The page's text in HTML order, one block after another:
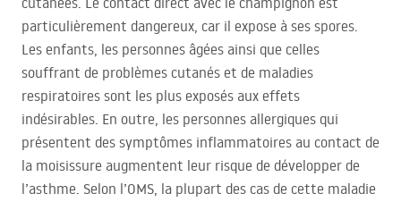
particulièrement dangereux, car il expose à ses spores.
Les enfants, les personnes âgées ainsi que celles
souffrant de problèmes cutanés et de maladies
respiratoires sont les plus exposés aux effets
indésirables. En outre, les personnes allergiques qui
présentent des symptômes inflammatoires au contact de
la moisissure augmentent leur risque de développer de
l’asthme. Selon l’OMS, la plupart des cas de cette maladie